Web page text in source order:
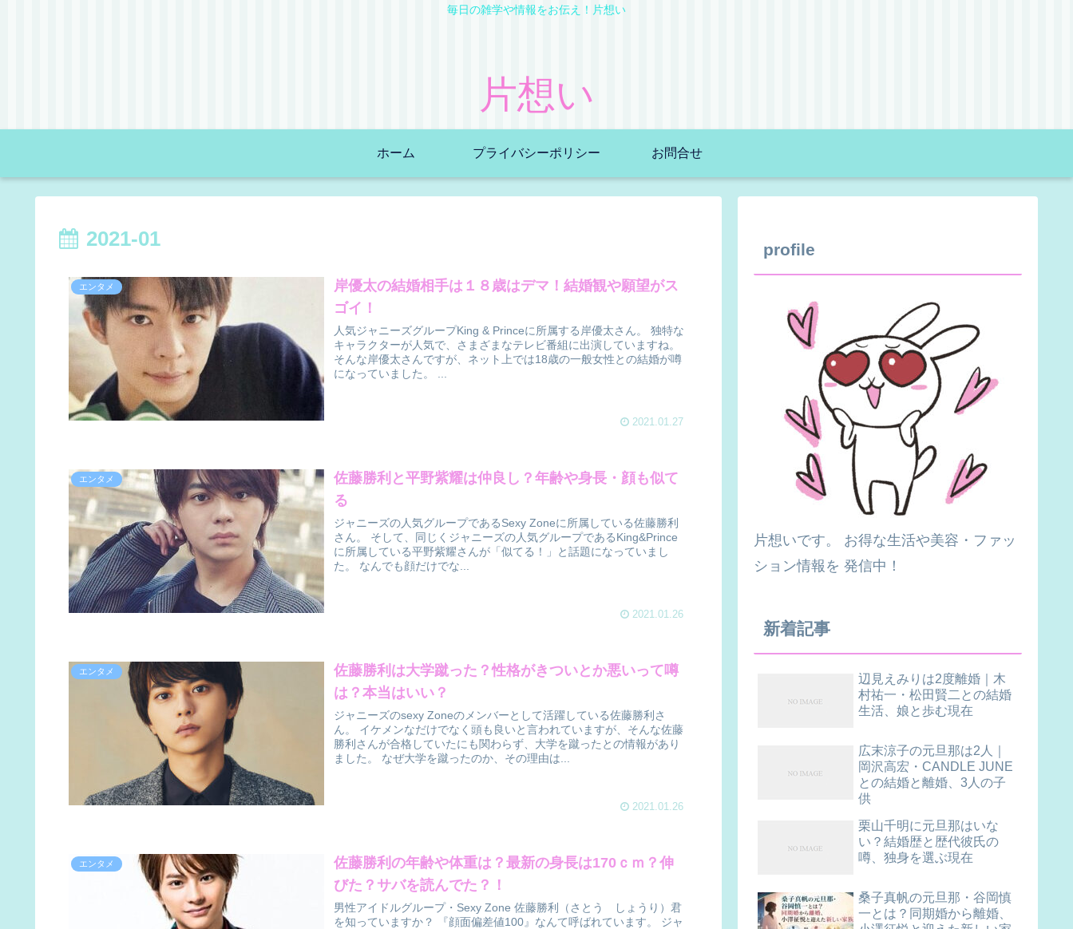
毎日の雑学や情報をお伝え！片想い
片想い
ホーム プライバシーポリシー お問合せ
2021-01
エンタメ
岸優太の結婚相手は１８歳はデマ！結婚観や願望がス
ゴイ！
人気ジャニーズグループKing & Princeに所属する岸優太さん。 独特な
キャラクターが人気で、さまざまなテレビ番組に出演していますね。
そんな岸優太さんですが、ネット上では18歳の一般女性との結婚が噂
になっていました。 ...
2021.01.27
エンタメ
佐藤勝利と平野紫耀は仲良し？年齢や身長・顔も似て
る
ジャニーズの人気グループであるSexy Zoneに所属している佐藤勝利
さん。 そして、同じくジャニーズの人気グループであるKing&Prince
に所属している平野紫耀さんが「似てる！」と話題になっていまし
た。 なんでも顔だけでな...
2021.01.26
エンタメ
佐藤勝利は大学蹴った？性格がきついとか悪いって噂
は？本当はいい？
ジャニーズのsexy Zoneのメンバーとして活躍している佐藤勝利さ
ん。 イケメンなだけでなく頭も良いと言われていますが、そんな佐藤
勝利さんが合格していたにも関わらず、大学を蹴ったとの情報があり
ました。 なぜ大学を蹴ったのか、その理由は...
2021.01.26
エンタメ
佐藤勝利の年齢や体重は？最新の身長は170ｃｍ？伸
びた？サバを読んでた？！
男性アイドルグループ・Sexy Zone 佐藤勝利（さとう しょうり）君
を知っていますか？ 『顔面偏差値100』なんて呼ばれています。 ジャ
profile
片想いです。 お得な生活や美容・ファッ
ション情報を 発信中！
新着記事
辺見えみりは2度離婚｜木
村祐一・松田賢二との結婚
生活、娘と歩む現在
広末涼子の元旦那は2人｜
岡沢高宏・CANDLE JUNE
との結婚と離婚、3人の子
供
栗山千明に元旦那はいな
い？結婚歴と歴代彼氏の
噂、独身を選ぶ現在
桑子真帆の元旦那・谷岡慎
一とは？同期婚から離婚、